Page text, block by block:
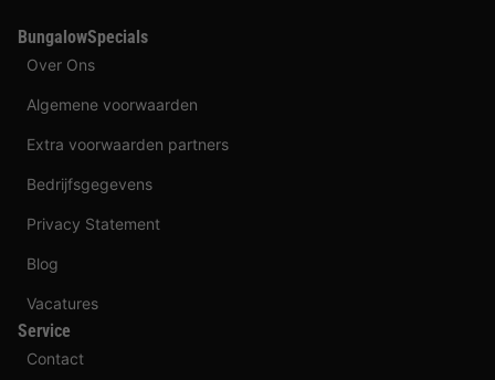
BungalowSpecials
Over Ons
Algemene voorwaarden
Extra voorwaarden partners
Bedrijfsgegevens
Privacy Statement
Blog
Vacatures
Service
Contact